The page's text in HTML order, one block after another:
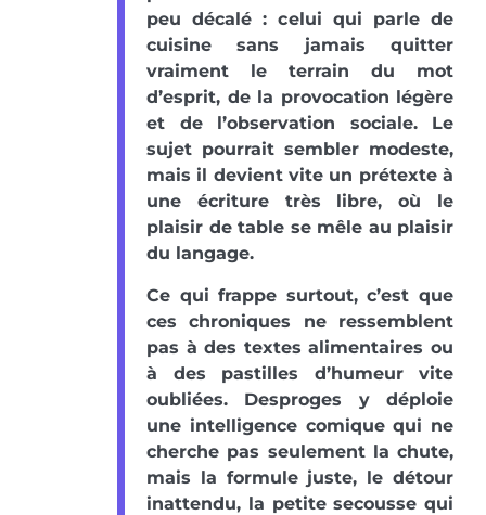
peu décalé : celui qui parle de
cuisine sans jamais quitter
vraiment le terrain du mot
d’esprit, de la provocation légère
et de l’observation sociale. Le
sujet pourrait sembler modeste,
mais il devient vite un prétexte à
une écriture très libre, où le
plaisir de table se mêle au plaisir
du langage.
Ce qui frappe surtout, c’est que
ces chroniques ne ressemblent
pas à des textes alimentaires ou
à des pastilles d’humeur vite
oubliées. Desproges y déploie
une intelligence comique qui ne
cherche pas seulement la chute,
mais la formule juste, le détour
inattendu, la petite secousse qui